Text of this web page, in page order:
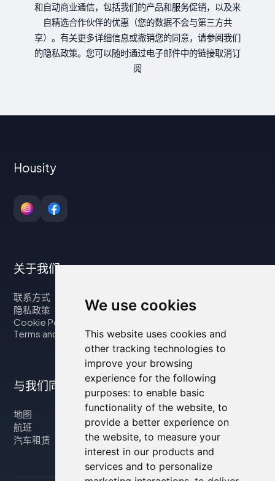
We use cookies
This website uses cookies and
other tracking technologies to
improve your browsing
experience for the following
purposes: to enable basic
functionality of the website, to
provide a better experience on
the website, to measure your
interest in our products and
services and to personalize
和自动商业通信，包括我们的产品和服务促销，以及来
自精选合作伙伴的优惠（您的数据不会与第三方共
享）。有关更多详细信息或撤销您的同意，请参阅我们
的隐私政策。您可以随时通过电子邮件中的链接取消订
阅
Housity
关于我们
联系方式
隐私政策
Cookie Policy
Terms and Conditions
与我们同行
地图
航班
汽车租赁